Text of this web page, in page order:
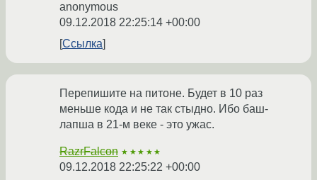
anonymous
09.12.2018 22:25:14 +00:00
Ссылка
Перепишите на питоне. Будет в 10 раз
меньше кода и не так стыдно. Ибо баш-
лапша в 21-м веке - это ужас.
RazrFalcon ★★★★★
09.12.2018 22:25:22 +00:00